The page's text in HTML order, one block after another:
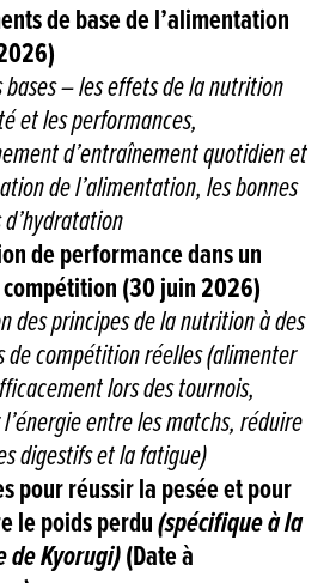
de base de l’alimentation
– les effets de la nutrition
et les performances,
d’entraînement quotidien et
de l’alimentation, les bonnes
de performance dans un
(30 juin 2026)
des principes de la nutrition à des
de compétition réelles (alimenter
lors des tournois,
entre les matchs, réduire
digestifs et la fatigue)
pour réussir la pesée et pour
le poids perdu(spécifique à la
de Kyorugi)(Date à